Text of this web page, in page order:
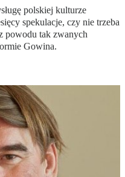
polskiej kulturze
spekulacje, czy nie trzeba
powodu tak zwanych
Gowina.